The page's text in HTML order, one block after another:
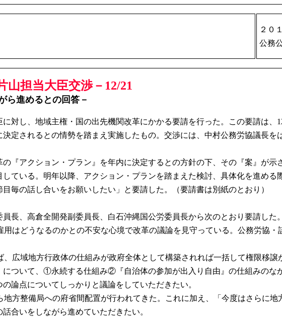
２０
公務
山担当大臣交渉－12/21
ら進めるとの回答－
対し、地域主権・国の出先機関改革にかかる要請を行った。この要請は
定されるとの情勢を踏まえ実施したもの。交渉には、中村公務労協議長を
『アクション・プラン』を年内に決定するとの方針の下、その『案』が
ている。明年以降、アクション・プランを踏まえた検討、具体化を進め
毎の話し合いをお願いしたい」と要請した。（要請書は別紙のとおり）
長、高倉全開発副委員長、白石沖縄国公労委員長から次のとおり要請した。
はどうなるのかとの不安な心境で改革の議論を見守っている。公務労協
広域地方行政体の仕組みが政府全体として構築されれば一括して権限移
について、①永続する仕組み②『自治体の参加が出入り自由』の仕組みの
論点についてしっかりと議論をしていただきたい。
方整備局への府省間配置が行われてきた。これに加え、「今度はさらに
合いをしながら進めていただきたい。